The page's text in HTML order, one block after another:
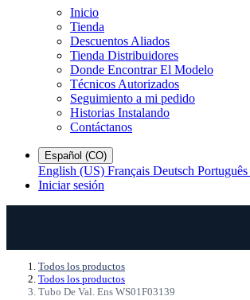
Inicio
Tienda
Descuentos Aliados
Tienda Distribuidores
Donde Encontrar El Modelo
Técnicos Autorizados
Seguimiento a mi pedido
Historias Instalando
Contáctanos
Español (CO)
English (US) Français Deutsch Português
Iniciar sesión
Todos los productos
Todos los productos
Tubo De Val. Ens WS01F03139